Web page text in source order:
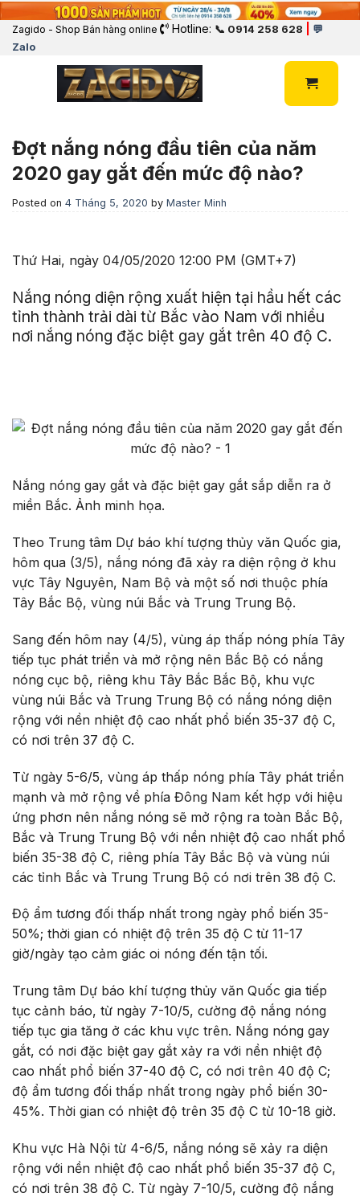
Zagido - Shop Bán hàng online Hotline: 📞 0914 258 628
💬
Zalo
Đợt nắng nóng đầu tiên của năm
2020 gay gắt đến mức độ nào?
Posted on 4 Tháng 5, 2020 by Master Minh
Thứ Hai, ngày 04/05/2020 12:00 PM (GMT+7)
Nắng nóng diện rộng xuất hiện tại hầu hết các
tỉnh thành trải dài từ Bắc vào Nam với nhiều
nơi nắng nóng đặc biệt gay gắt trên 40 độ C.
Nắng nóng gay gắt và đặc biệt gay gắt sắp diễn ra ở
miền Bắc. Ảnh minh họa.
Theo Trung tâm Dự báo khí tượng thủy văn Quốc gia,
hôm qua (3/5), nắng nóng đã xảy ra diện rộng ở khu
vực Tây Nguyên, Nam Bộ và một số nơi thuộc phía
Tây Bắc Bộ, vùng núi Bắc và Trung Trung Bộ.
Sang đến hôm nay (4/5), vùng áp thấp nóng phía Tây
tiếp tục phát triển và mở rộng nên Bắc Bộ có nắng
nóng cục bộ, riêng khu Tây Bắc Bắc Bộ, khu vực
vùng núi Bắc và Trung Trung Bộ có nắng nóng diện
rộng với nền nhiệt độ cao nhất phổ biến 35-37 độ C,
có nơi trên 37 độ C.
Từ ngày 5-6/5, vùng áp thấp nóng phía Tây phát triển
mạnh và mở rộng về phía Đông Nam kết hợp với hiệu
ứng phơn nên nắng nóng sẽ mở rộng ra toàn Bắc Bộ,
Bắc và Trung Trung Bộ với nền nhiệt độ cao nhất phổ
biến 35-38 độ C, riêng phía Tây Bắc Bộ và vùng núi
các tỉnh Bắc và Trung Trung Bộ có nơi trên 38 độ C.
Độ ẩm tương đối thấp nhất trong ngày phổ biến 35-
50%; thời gian có nhiệt độ trên 35 độ C từ 11-17
giờ/ngày tạo cảm giác oi nóng đến tận tối.
Trung tâm Dự báo khí tượng thủy văn Quốc gia tiếp
tục cảnh báo, từ ngày 7-10/5, cường độ nắng nóng
tiếp tục gia tăng ở các khu vực trên. Nắng nóng gay
gắt, có nơi đặc biệt gay gắt xảy ra với nền nhiệt độ
cao nhất phổ biến 37-40 độ C, có nơi trên 40 độ C;
độ ẩm tương đối thấp nhất trong ngày phổ biến 30-
45%. Thời gian có nhiệt độ trên 35 độ C từ 10-18 giờ.
Khu vực Hà Nội từ 4-6/5, nắng nóng sẽ xảy ra diện
rộng với nền nhiệt độ cao nhất phổ biến 35-37 độ C,
có nơi trên 38 độ C. Từ ngày 7-10/5, cường độ nắng